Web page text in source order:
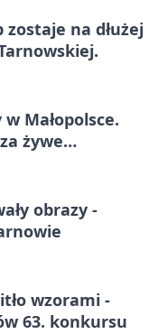
na dłużej
Małopolsce.
żywe
obrazy -
wzorami -
63. konkursu